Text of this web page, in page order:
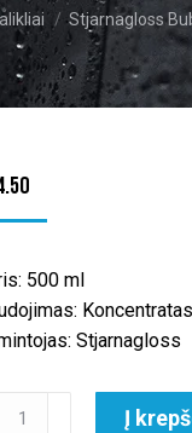
Stjarnagloss
500 ml
Koncentratas
Stjarnagloss
Į